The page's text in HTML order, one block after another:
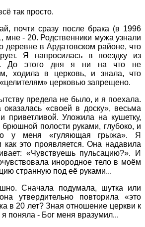
так просто.
сразу после брака (в 1996
мне - 20. Родственники мужа узнали
деревне в Ардатовском районе, что
Я напросилась в поездку из
До этого дня я ни на что не
ходила в церковь, и знала, что
церковью запрещено.
предела не было, и я поехала.
оказалась «своей в доску», весьма
приветливой. Уложила на кушетку,
полости руками, глубоко, и
у меня «гуляющая грыжа». Я
как это проявляется. Она надавила
«Чувствуешь пульсацию?». И
инородное тело в моём
странную под её руками...
подумала, шутка или
утвердительно повторила «это
в 20 лет? Зная отношение церкви к
поняла - Бог меня вразумил...